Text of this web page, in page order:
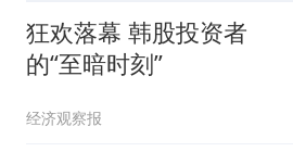
狂欢落幕 韩股投资者
的“至暗时刻”
经济观察报